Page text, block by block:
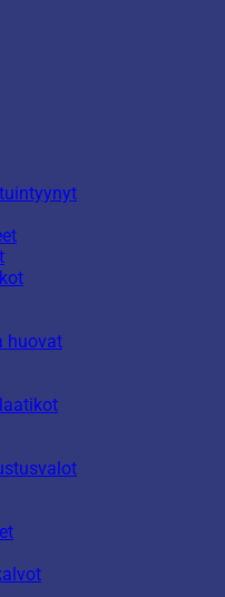
huovat